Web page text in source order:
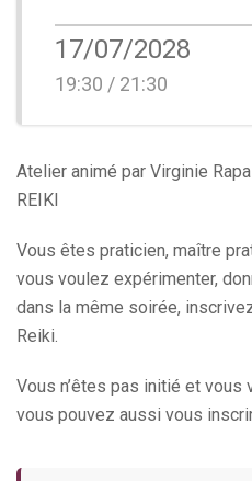
17/07/2028
19:30 / 21:30
Atelier animé par Virginie
REIKI
Vous êtes praticien, maître
vous voulez expérimenter,
dans la même soirée,
Reiki.
Vous n’êtes pas initié et vous
vous pouvez aussi vous